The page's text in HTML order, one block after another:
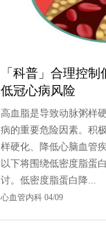
「科普」合理控
低冠心病风险
高血脂是导致动脉粥样
病的重要危险因素。积
样硬化、降低心脑血管
以下将围绕低密度脂蛋
讨。低密度脂蛋白降...
心血管内科 04/09